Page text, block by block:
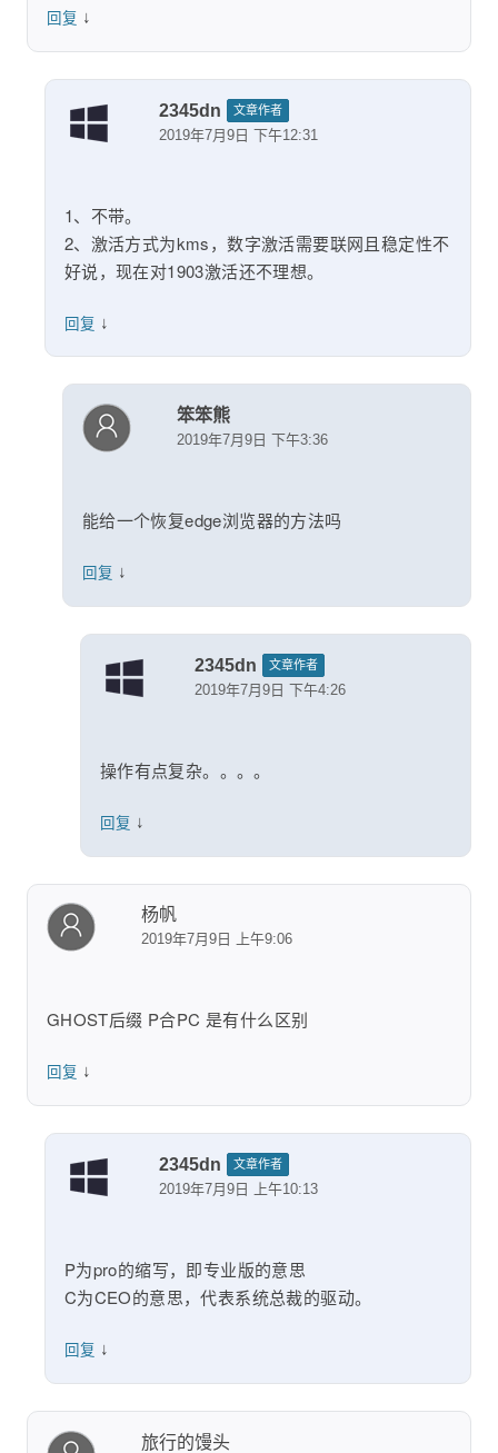
回复 ↓
2345dn 文章作者
2019年7月9日 下午12:31
1、不带。
2、激活方式为kms，数字激活需要联网且稳定性不
好说，现在对1903激活还不理想。
回复 ↓
笨笨熊
2019年7月9日 下午3:36
能给一个恢复edge浏览器的方法吗
回复 ↓
2345dn 文章作者
2019年7月9日 下午4:26
操作有点复杂。。。。
回复 ↓
杨帆
2019年7月9日 上午9:06
GHOST后缀 P合PC 是有什么区别
回复 ↓
2345dn 文章作者
2019年7月9日 上午10:13
P为pro的缩写，即专业版的意思
C为CEO的意思，代表系统总裁的驱动。
回复 ↓
旅行的馒头